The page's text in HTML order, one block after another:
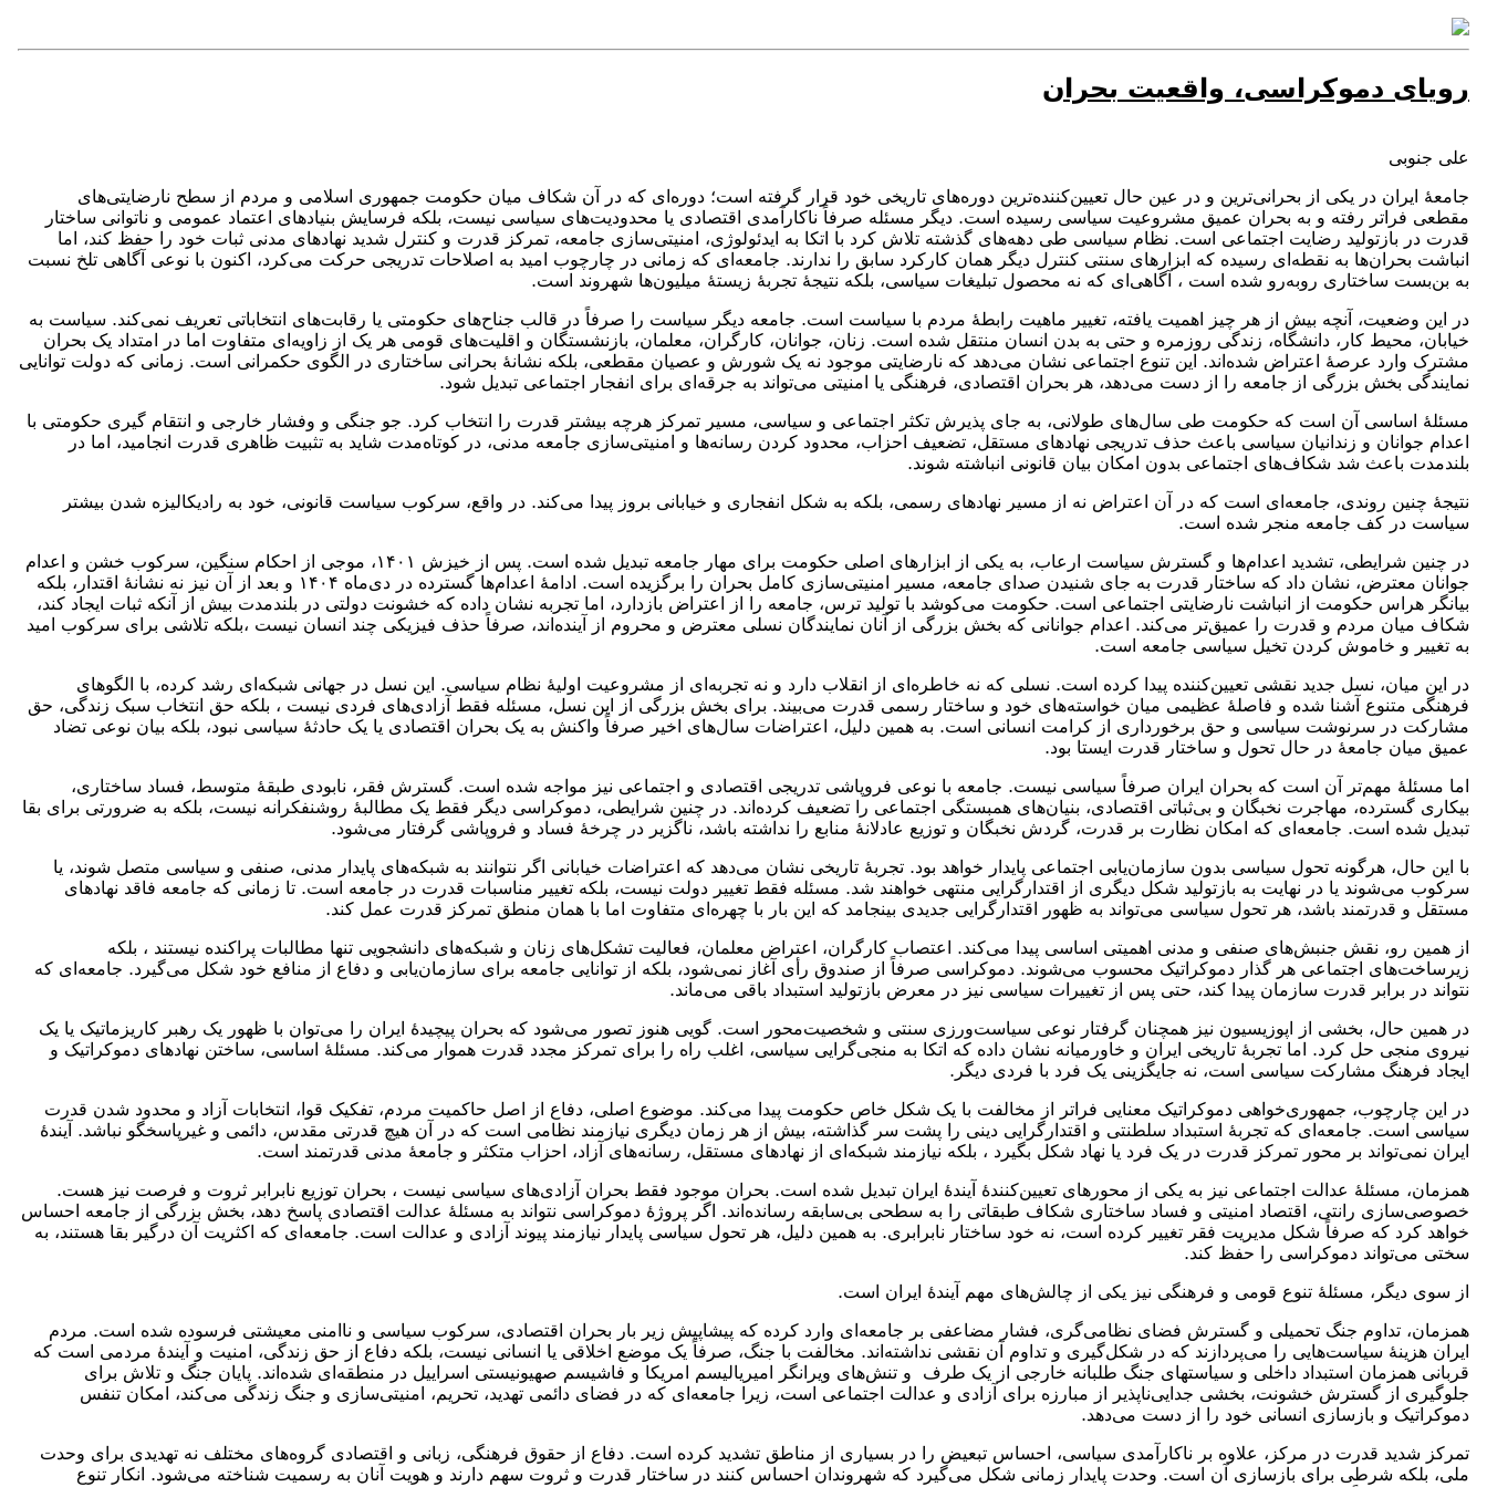
رویای دموکراسی، واقعیت بحران
علی جنوبی
جامعهٔ ایران در یکی از بحرانی‌ترین و در عین حال تعیین‌کننده‌ترین دوره‌های تاریخی خود قرار گرفته است؛ دوره‌ای که در آن شکاف میان حکومت جمهوری اسلامی و مردم از سطح نارضایتی‌های
مقطعی فراتر رفته و به بحران عمیق مشروعیت سیاسی رسیده است. دیگر مسئله صرفاً ناکارآمدی اقتصادی یا محدودیت‌های سیاسی نیست، بلکه فرسایش بنیادهای اعتماد عمومی و ناتوانی ساختار
قدرت در بازتولید رضایت اجتماعی است. نظام سیاسی طی دهه‌های گذشته تلاش کرد با اتکا به ایدئولوژی، امنیتی‌سازی جامعه، تمرکز قدرت و کنترل شدید نهادهای مدنی ثبات خود را حفظ کند، اما
انباشت بحران‌ها به نقطه‌ای رسیده که ابزارهای سنتی کنترل دیگر همان کارکرد سابق را ندارند. جامعه‌ای که زمانی در چارچوب امید به اصلاحات تدریجی حرکت می‌کرد، اکنون با نوعی آگاهی تلخ نسبت
به بن‌بست ساختاری روبه‌رو شده است ، آگاهی‌ای که نه محصول تبلیغات سیاسی، بلکه نتیجهٔ تجربهٔ زیستهٔ میلیون‌ها شهروند است.
در این وضعیت، آنچه بیش از هر چیز اهمیت یافته، تغییر ماهیت رابطهٔ مردم با سیاست است. جامعه دیگر سیاست را صرفاً در قالب جناح‌های حکومتی یا رقابت‌های انتخاباتی تعریف نمی‌کند. سیاست به
خیابان، محیط کار، دانشگاه، زندگی روزمره و حتی به بدن انسان منتقل شده است. زنان، جوانان، کارگران، معلمان، بازنشستگان و اقلیت‌های قومی هر یک از زاویه‌ای متفاوت اما در امتداد یک بحران
مشترک وارد عرصهٔ اعتراض شده‌اند. این تنوع اجتماعی نشان می‌دهد که نارضایتی موجود نه یک شورش و عصیان مقطعی، بلکه نشانهٔ بحرانی ساختاری در الگوی حکمرانی است. زمانی که دولت توانایی
نمایندگی بخش بزرگی از جامعه را از دست می‌دهد، هر بحران اقتصادی، فرهنگی یا امنیتی می‌تواند به جرقه‌ای برای انفجار اجتماعی تبدیل شود.
مسئلهٔ اساسی آن است که حکومت طی سال‌های طولانی، به جای پذیرش تکثر اجتماعی و سیاسی، مسیر تمرکز هرچه بیشتر قدرت را انتخاب کرد. جو جنگی و وفشار خارجی و انتقام گیری حکومتی با
اعدام جوانان و زندانیان سیاسی باعث حذف تدریجی نهادهای مستقل، تضعیف احزاب، محدود کردن رسانه‌ها و امنیتی‌سازی جامعه مدنی، در کوتاه‌مدت شاید به تثبیت ظاهری قدرت انجامید، اما در
بلندمدت باعث شد شکاف‌های اجتماعی بدون امکان بیان قانونی انباشته شوند.
نتیجهٔ چنین روندی، جامعه‌ای است که در آن اعتراض نه از مسیر نهادهای رسمی، بلکه به شکل انفجاری و خیابانی بروز پیدا می‌کند. در واقع، سرکوب سیاست قانونی، خود به رادیکالیزه شدن بیشتر
سیاست در کف جامعه منجر شده است.
در چنین شرایطی، تشدید اعدام‌ها و گسترش سیاست ارعاب، به یکی از ابزارهای اصلی حکومت برای مهار جامعه تبدیل شده است. پس از خیزش ۱۴۰۱، موجی از احکام سنگین، سرکوب خشن و اعدام
جوانان معترض، نشان داد که ساختار قدرت به جای شنیدن صدای جامعه، مسیر امنیتی‌سازی کامل بحران را برگزیده است. ادامهٔ اعدام‌ها گسترده در دی‌ماه ۱۴۰۴ و بعد از آن نیز نه نشانهٔ اقتدار، بلکه
بیانگر هراس حکومت از انباشت نارضایتی اجتماعی است. حکومت می‌کوشد با تولید ترس، جامعه را از اعتراض بازدارد، اما تجربه نشان داده که خشونت دولتی در بلندمدت بیش از آنکه ثبات ایجاد کند،
شکاف میان مردم و قدرت را عمیق‌تر می‌کند. اعدام جوانانی که بخش بزرگی از آنان نمایندگان نسلی معترض و محروم از آینده‌اند، صرفاً حذف فیزیکی چند انسان نیست ،بلکه تلاشی برای سرکوب امید
به تغییر و خاموش کردن تخیل سیاسی جامعه است.
در این میان، نسل جدید نقشی تعیین‌کننده پیدا کرده است. نسلی که نه خاطره‌ای از انقلاب دارد و نه تجربه‌ای از مشروعیت اولیهٔ نظام سیاسی. این نسل در جهانی شبکه‌ای رشد کرده، با الگوهای
فرهنگی متنوع آشنا شده و فاصلهٔ عظیمی میان خواسته‌های خود و ساختار رسمی قدرت می‌بیند. برای بخش بزرگی از این نسل، مسئله فقط آزادی‌های فردی نیست ، بلکه حق انتخاب سبک زندگی، حق
مشارکت در سرنوشت سیاسی و حق برخورداری از کرامت انسانی است. به همین دلیل، اعتراضات سال‌های اخیر صرفاً واکنش به یک بحران اقتصادی یا یک حادثهٔ سیاسی نبود، بلکه بیان نوعی تضاد
عمیق میان جامعهٔ در حال تحول و ساختار قدرت ایستا بود.
اما مسئلهٔ مهم‌تر آن است که بحران ایران صرفاً سیاسی نیست. جامعه با نوعی فروپاشی تدریجی اقتصادی و اجتماعی نیز مواجه شده است. گسترش فقر، نابودی طبقهٔ متوسط، فساد ساختاری،
بیکاری گسترده، مهاجرت نخبگان و بی‌ثباتی اقتصادی، بنیان‌های همبستگی اجتماعی را تضعیف کرده‌اند. در چنین شرایطی، دموکراسی دیگر فقط یک مطالبهٔ روشنفکرانه نیست، بلکه به ضرورتی برای بقا
تبدیل شده است. جامعه‌ای که امکان نظارت بر قدرت، گردش نخبگان و توزیع عادلانهٔ منابع را نداشته باشد، ناگزیر در چرخهٔ فساد و فروپاشی گرفتار می‌شود.
با این حال، هرگونه تحول سیاسی بدون سازمان‌یابی اجتماعی پایدار خواهد بود. تجربهٔ تاریخی نشان می‌دهد که اعتراضات خیابانی اگر نتوانند به شبکه‌های پایدار مدنی، صنفی و سیاسی متصل شوند، یا
سرکوب می‌شوند یا در نهایت به بازتولید شکل دیگری از اقتدارگرایی منتهی خواهند شد. مسئله فقط تغییر دولت نیست، بلکه تغییر مناسبات قدرت در جامعه است. تا زمانی که جامعه فاقد نهادهای
مستقل و قدرتمند باشد، هر تحول سیاسی می‌تواند به ظهور اقتدارگرایی جدیدی بینجامد که این بار با چهره‌ای متفاوت اما با همان منطق تمرکز قدرت عمل کند.
از همین رو، نقش جنبش‌های صنفی و مدنی اهمیتی اساسی پیدا می‌کند. اعتصاب کارگران، اعتراض معلمان، فعالیت تشکل‌های زنان و شبکه‌های دانشجویی تنها مطالبات پراکنده نیستند ، بلکه
زیرساخت‌های اجتماعی هر گذار دموکراتیک محسوب می‌شوند. دموکراسی صرفاً از صندوق رأی آغاز نمی‌شود، بلکه از توانایی جامعه برای سازمان‌یابی و دفاع از منافع خود شکل می‌گیرد. جامعه‌ای که
نتواند در برابر قدرت سازمان پیدا کند، حتی پس از تغییرات سیاسی نیز در معرض بازتولید استبداد باقی می‌ماند.
در همین حال، بخشی از اپوزیسیون نیز همچنان گرفتار نوعی سیاست‌ورزی سنتی و شخصیت‌محور است. گویی هنوز تصور می‌شود که بحران پیچیدهٔ ایران را می‌توان با ظهور یک رهبر کاریزماتیک یا یک
نیروی منجی حل کرد. اما تجربهٔ تاریخی ایران و خاورمیانه نشان داده که اتکا به منجی‌گرایی سیاسی، اغلب راه را برای تمرکز مجدد قدرت هموار می‌کند. مسئلهٔ اساسی، ساختن نهادهای دموکراتیک و
ایجاد فرهنگ مشارکت سیاسی است، نه جایگزینی یک فرد با فردی دیگر.
در این چارچوب، جمهوری‌خواهی دموکراتیک معنایی فراتر از مخالفت با یک شکل خاص حکومت پیدا می‌کند. موضوع اصلی، دفاع از اصل حاکمیت مردم، تفکیک قوا، انتخابات آزاد و محدود شدن قدرت
سیاسی است. جامعه‌ای که تجربهٔ استبداد سلطنتی و اقتدارگرایی دینی را پشت سر گذاشته، بیش از هر زمان دیگری نیازمند نظامی است که در آن هیچ قدرتی مقدس، دائمی و غیرپاسخگو نباشد. آیندهٔ
ایران نمی‌تواند بر محور تمرکز قدرت در یک فرد یا نهاد شکل بگیرد ، بلکه نیازمند شبکه‌ای از نهادهای مستقل، رسانه‌های آزاد، احزاب متکثر و جامعهٔ مدنی قدرتمند است.
همزمان، مسئلهٔ عدالت اجتماعی نیز به یکی از محورهای تعیین‌کنندهٔ آیندهٔ ایران تبدیل شده است. بحران موجود فقط بحران آزادی‌های سیاسی نیست ، بحران توزیع نابرابر ثروت و فرصت نیز هست.
خصوصی‌سازی رانتی، اقتصاد امنیتی و فساد ساختاری شکاف طبقاتی را به سطحی بی‌سابقه رسانده‌اند. اگر پروژهٔ دموکراسی نتواند به مسئلهٔ عدالت اقتصادی پاسخ دهد، بخش بزرگی از جامعه احساس
خواهد کرد که صرفاً شکل مدیریت فقر تغییر کرده است، نه خود ساختار نابرابری. به همین دلیل، هر تحول سیاسی پایدار نیازمند پیوند آزادی و عدالت است. جامعه‌ای که اکثریت آن درگیر بقا هستند، به
سختی می‌تواند دموکراسی را حفظ کند.
از سوی دیگر، مسئلهٔ تنوع قومی و فرهنگی نیز یکی از چالش‌های مهم آیندهٔ ایران است.
همزمان، تداوم جنگ تحمیلی و گسترش فضای نظامی‌گری، فشار مضاعفی بر جامعه‌ای وارد کرده که پیشاپیش زیر بار بحران اقتصادی، سرکوب سیاسی و ناامنی معیشتی فرسوده شده است. مردم
ایران هزینهٔ سیاست‌هایی را می‌پردازند که در شکل‌گیری و تداوم آن نقشی نداشته‌اند. مخالفت با جنگ، صرفاً یک موضع اخلاقی یا انسانی نیست، بلکه دفاع از حق زندگی، امنیت و آیندهٔ مردمی است که
قربانی همزمان استبداد داخلی و سیاستهای جنگ طلبانه خارجی از یک طرف و تنش‌های ویرانگر امیریالیسم امریکا و فاشیسم صهیونیستی اسراییل در منطقه‌ای شده‌اند. پایان جنگ و تلاش برای
جلوگیری از گسترش خشونت، بخشی جدایی‌ناپذیر از مبارزه برای آزادی و عدالت اجتماعی است، زیرا جامعه‌ای که در فضای دائمی تهدید، تحریم، امنیتی‌سازی و جنگ زندگی می‌کند، امکان تنفس
دموکراتیک و بازسازی انسانی خود را از دست می‌دهد.
تمرکز شدید قدرت در مرکز، علاوه بر ناکارآمدی سیاسی، احساس تبعیض را در بسیاری از مناطق تشدید کرده است. دفاع از حقوق فرهنگی، زبانی و اقتصادی گروه‌های مختلف نه تهدیدی برای وحدت
ملی، بلکه شرطی برای بازسازی آن است. وحدت پایدار زمانی شکل می‌گیرد که شهروندان احساس کنند در ساختار قدرت و ثروت سهم دارند و هویت آنان به رسمیت شناخته می‌شود. انکار تنوع